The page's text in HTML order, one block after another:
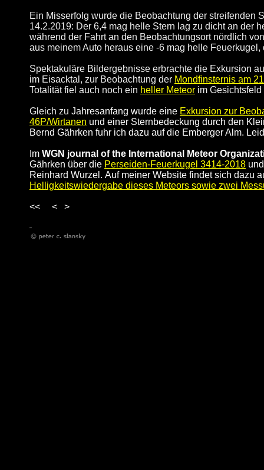
Ein Misserfolg wurde die Beobachtung der streifenden
14.2.2019: Der 6,4 mag helle Stern lag zu dicht an der
während der Fahrt an den Beobachtungsort nördlich
aus meinem Auto heraus eine -6 mag helle
Spektakuläre Bildergebnisse erbrachte die Exkursion
im Eisacktal, zur Beobachtung der Mondfinsternis am
Totalität fiel auch noch ein heller Meteor im
Gleich zu Jahresanfang wurde eine Exkursion zur
46P/Wirtanen und einer Sternbedeckung durch den
Bernd Gährken fuhr ich dazu auf die Emberger Alm.
Im WGN journal of the International Meteor
Gährken über die Perseiden-Feuerkugel 3414-2018
Reinhard Wurzel. Auf meiner Website findet sich dazu
Helligkeitswiedergabe dieses Meteors sowie zwei
<< < >